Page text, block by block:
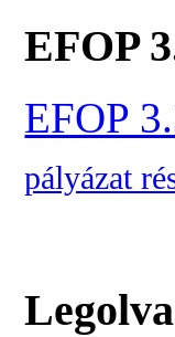
EFOP
EFOP
pályázat